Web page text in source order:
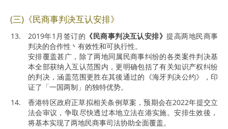
(三)《民商事判决互认安排》
2019年1月签订的 《民商事判决互认安排》提高两地民商事
判决的合作性丶有效性和可执行性。
安排覆盖甚广，除了两地同属民商事纠纷的各类案件判决基
本全部获纳入互认范围内，更明确包括了有关知识产权纠纷
的判决，涵盖范围更胜在其後通过的《海牙判决公约》，印
证了「一国两制」的独特优势。
香港特区政府正草拟相关条例草案，预期会在2022年提交立
法会审议，争取尽快透过本地立法在港实施。安排生效後，
将基本实现了两地民商事司法协助全面覆盖。